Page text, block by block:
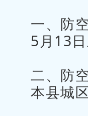
一、防空
5月13日
二、防空
本县城区